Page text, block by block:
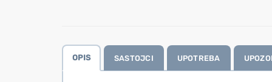
OPIS SASTOJCI UPOTREBA